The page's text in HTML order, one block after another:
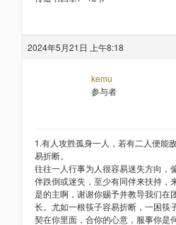
2024年5月21日 上午8:18
kemu
参与者
1.有人攻胜孤身一人，若有二人便能
易折断。
往往一人行事为人很容易迷失方向，
伴跌倒或迷失，至少有同伴来扶持，
是的主啊，谢谢你赐予并教导我们在
长。尤如一根筷子容易折断，一困筷
契在你里面，合你的心意，服事你是